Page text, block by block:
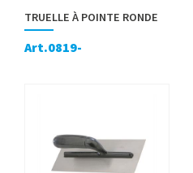
TRUELLE À POINTE RONDE
Art.0819-